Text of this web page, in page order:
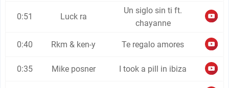
0:51 Luck ra
Un siglo sin ti ft.
chayanne
0:40 Rkm & ken-y Te regalo amores
0:35 Mike posner I took a pill in ibiza